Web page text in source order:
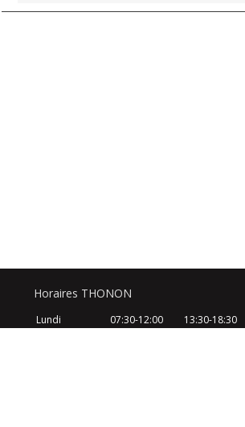
Horaires THONON
Lundi 07:30-12:00
13:30-18:30